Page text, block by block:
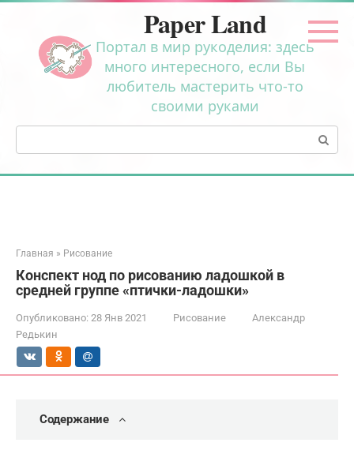
Перейти
контенту
Paper Land
Портал в мир рукоделия: здесь
много интересного, если Вы
любитель мастерить что-то
своими руками
Поиск:
Главная » Рисование
Конспект нод по рисованию ладошкой в
средней группе «птички-ладошки»
Опубликовано: 28 Янв 2021 Рисование
Александр
Редькин
Содержание